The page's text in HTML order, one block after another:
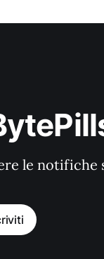
le notifiche